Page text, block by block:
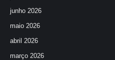
junho 2026
maio 2026
abril 2026
março 2026